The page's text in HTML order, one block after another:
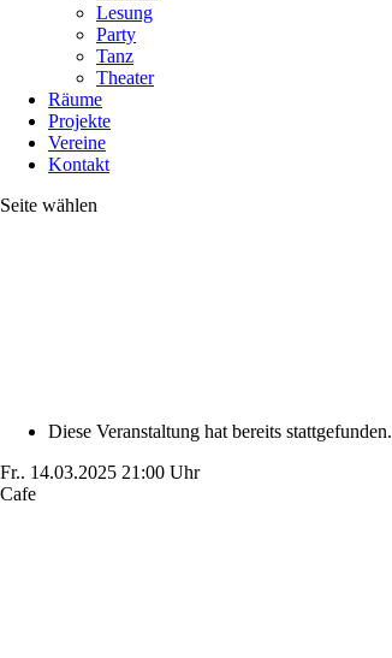
Lesung
Party
Tanz
Theater
Räume
Projekte
Vereine
Kontakt
Seite wählen
Diese Veranstaltung hat bereits stattgefunden.
Fr.. 14.03.2025 21:00 Uhr
Cafe